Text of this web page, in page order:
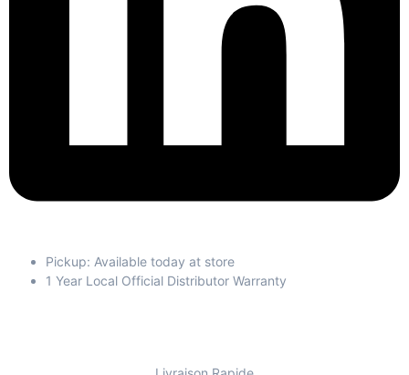
Pickup: Available today at store
1 Year Local Official Distributor Warranty